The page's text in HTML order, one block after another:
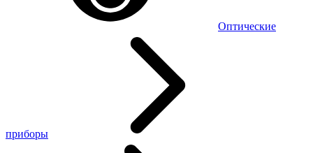
Оптические
приборы